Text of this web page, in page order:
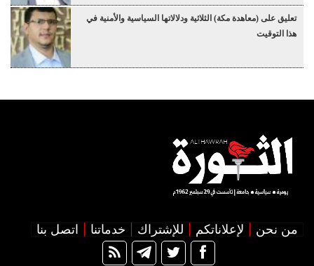
تعليق على (معاهدة مكة) الثلاثية ودلالاتها السياسية والأمنية في
هذا التوقيت
من نحن لإعلاناتكم للإشتراك خدماتنا اتصل بنا